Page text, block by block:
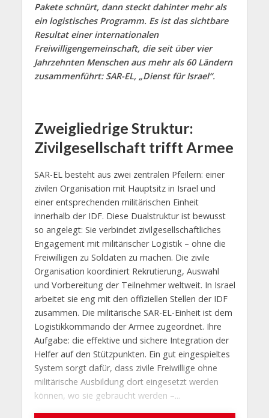
Pakete schnürt, dann steckt dahinter mehr als
ein logistisches Programm. Es ist das sichtbare
Resultat einer internationalen
Freiwilligengemeinschaft, die seit über vier
Jahrzehnten Menschen aus mehr als 60 Ländern
zusammenführt: SAR-EL, „Dienst für Israel“.
Zweigliedrige Struktur:
Zivilgesellschaft trifft Armee
SAR-EL besteht aus zwei zentralen Pfeilern: einer
zivilen Organisation mit Hauptsitz in Israel und
einer entsprechenden militärischen Einheit
innerhalb der IDF. Diese Dualstruktur ist bewusst
so angelegt: Sie verbindet zivilgesellschaftliches
Engagement mit militärischer Logistik – ohne die
Freiwilligen zu Soldaten zu machen. Die zivile
Organisation koordiniert Rekrutierung, Auswahl
und Vorbereitung der Teilnehmer weltweit. In Israel
arbeitet sie eng mit den offiziellen Stellen der IDF
zusammen. Die militärische SAR-EL-Einheit ist dem
Logistikkommando der Armee zugeordnet. Ihre
Aufgabe: die effektive und sichere Integration der
Helfer auf den Stützpunkten. Ein gut eingespieltes
System sorgt dafür, dass zivile Freiwillige ohne
militärische Ausbildung dort eingesetzt werden
können, wo sie gebraucht werden –...